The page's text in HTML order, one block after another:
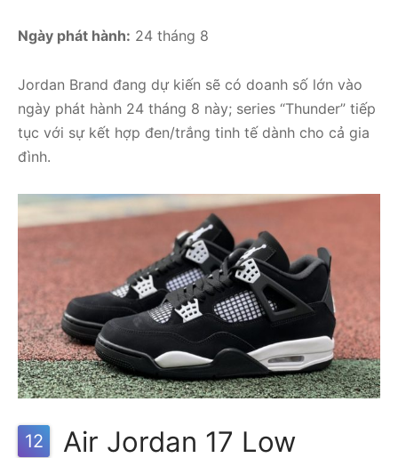
Ngày phát hành: 24 tháng 8
Jordan Brand đang dự kiến ​​sẽ có doanh số lớn vào
ngày phát hành 24 tháng 8 này; series “Thunder” tiếp
tục với sự kết hợp đen/trắng tinh tế dành cho cả gia
đình.
12
Air Jordan 17 Low